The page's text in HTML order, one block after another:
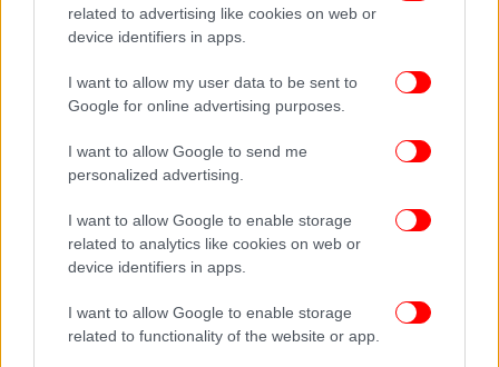
related to advertising like cookies on web or
device identifiers in apps.
I want to allow my user data to be sent to
Google for online advertising purposes.
I want to allow Google to send me
personalized advertising.
I want to allow Google to enable storage
related to analytics like cookies on web or
device identifiers in apps.
I want to allow Google to enable storage
related to functionality of the website or app.
Την ίδια ώρα,συνεχίζονται οι καταθέσεις μαρτύρων